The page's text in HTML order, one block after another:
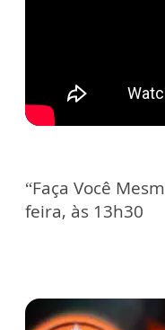
“Faça Você
feira, às 13h30